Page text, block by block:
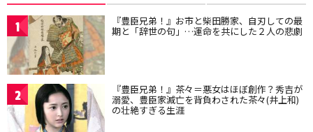
1 『豊臣兄弟！』お市と柴田勝家、自刃しての最
期と「辞世の句」…運命を共にした２人の悲劇
2 『豊臣兄弟！』茶々＝悪女はほぼ創作？秀吉が
溺愛、豊臣家滅亡を背負わされた茶々(井上和)
の壮絶すぎる生涯